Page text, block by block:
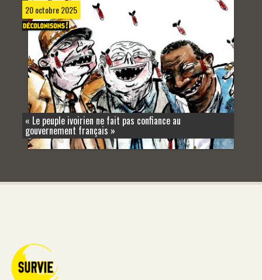
20 octobre 2025
« Le peuple ivoirien ne fait pas confiance au
gouvernement français »